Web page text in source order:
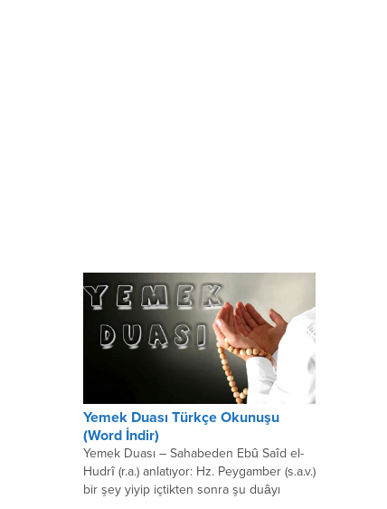
Yemek Duası Türkçe Okunuşu
(Word İndir)
Yemek Duası – Sahabeden Ebû Saîd el-
Hudrî (r.a.) anlatıyor: Hz. Peygamber (s.a.v.)
bir şey yiyip içtikten sonra şu duâyı